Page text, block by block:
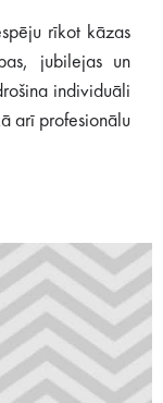
rīkot kāzas
jubilejas un
individuāli
arī profesionālu